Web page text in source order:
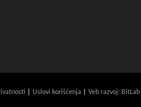
Uslovi korišćenja Veb razvoj: BitLab